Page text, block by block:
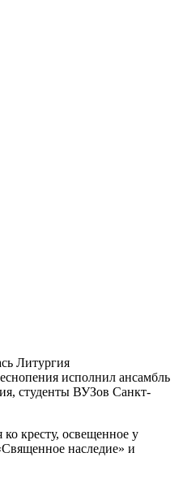
Литургия
исполнил ансамбль
студенты ВУЗов Санкт-
кресту, освещенное у
наследие» и